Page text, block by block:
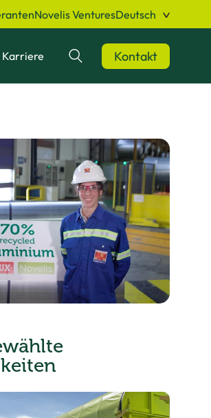
Novelis VenturesDeutsch
Karriere Suchen Kontakt